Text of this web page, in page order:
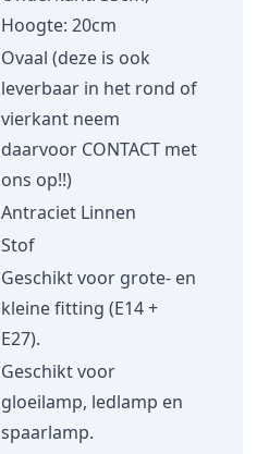
Hoogte: 20cm
Ovaal (deze is ook
leverbaar in het rond of
vierkant neem
daarvoor CONTACT met
ons op!!)
Antraciet Linnen
Stof
Geschikt voor grote- en
kleine fitting (E14 +
E27).
Geschikt voor
gloeilamp, ledlamp en
spaarlamp.